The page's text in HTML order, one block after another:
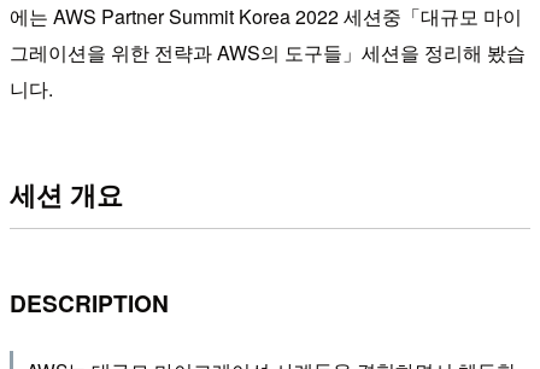
에는 AWS Partner Summit Korea 2022 세션중「대규모 마이
그레이션을 위한 전략과 AWS의 도구들」세션을 정리해 봤습
니다.
세션 개요
DESCRIPTION